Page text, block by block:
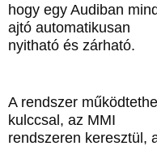
hogy egy Audiban
ajtó automatikusan
nyitható és zárható.
A rendszer
kulccsal, az MMI
rendszeren keresztül,